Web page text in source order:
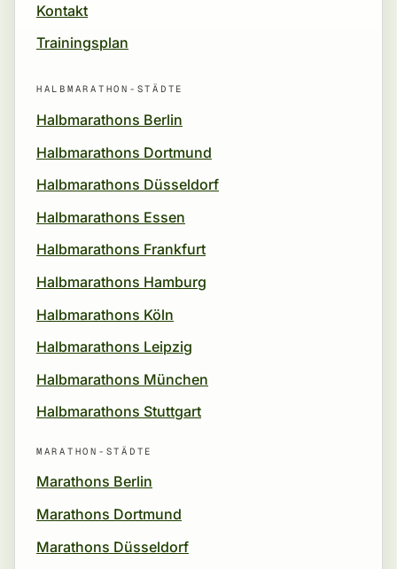
Kontakt
Trainingsplan
HALBMARATHON-STÄDTE
Halbmarathons Berlin
Halbmarathons Dortmund
Halbmarathons Düsseldorf
Halbmarathons Essen
Halbmarathons Frankfurt
Halbmarathons Hamburg
Halbmarathons Köln
Halbmarathons Leipzig
Halbmarathons München
Halbmarathons Stuttgart
MARATHON-STÄDTE
Marathons Berlin
Marathons Dortmund
Marathons Düsseldorf